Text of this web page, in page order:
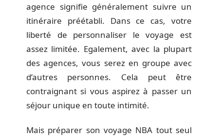
agence signifie généralement suivre un
itinéraire préétabli. Dans ce cas, votre
liberté de personnaliser le voyage est
assez limitée. Egalement, avec la plupart
des agences, vous serez en groupe avec
d’autres personnes. Cela peut être
contraignant si vous aspirez à passer un
séjour unique en toute intimité.
Mais préparer son voyage NBA tout seul